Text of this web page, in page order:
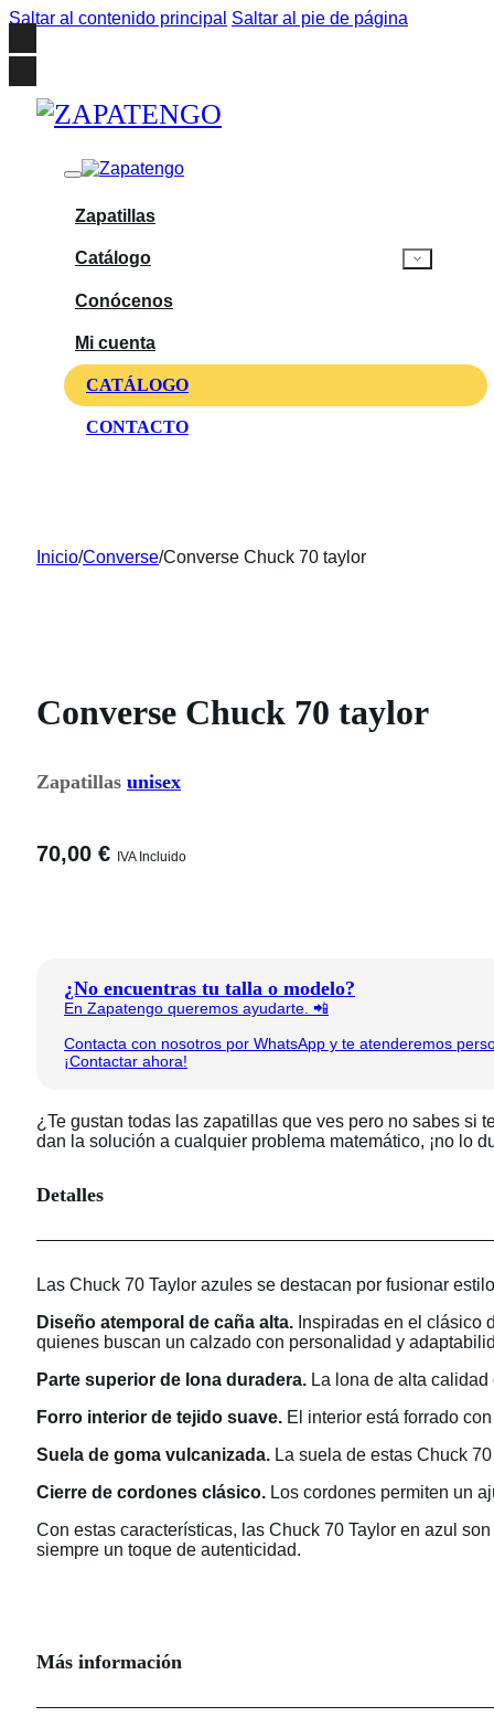
Saltar al contenido principal Saltar al pie de página
Zapatillas
Catálogo
Conócenos
Mi cuenta
CATÁLOGO
CONTACTO
Inicio/Converse/Converse Chuck 70 taylor
Converse Chuck 70 taylor
Zapatillas unisex
70,00 € IVA Incluido
¿No encuentras tu talla o modelo?
En Zapatengo queremos ayudarte. 📲
Contacta con nosotros por WhatsApp y te atenderemos
¡Contactar ahora!
¿Te gustan todas las zapatillas que ves pero no sabes si
dan la solución a cualquier problema matemático, ¡no lo
Detalles
Las Chuck 70 Taylor azules se destacan por fusionar
Diseño atemporal de caña alta. Inspiradas en el clásico
quienes buscan un calzado con personalidad y
Parte superior de lona duradera. La lona de alta
Forro interior de tejido suave. El interior está forrado
Suela de goma vulcanizada. La suela de estas Chuck
Cierre de cordones clásico. Los cordones permiten un
Con estas características, las Chuck 70 Taylor en azul
siempre un toque de autenticidad.
Más información